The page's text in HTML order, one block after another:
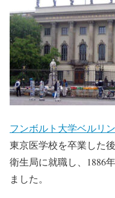
フンボルト大学ベルリ
東京医学校を卒業した
衛生局に就職し、1886
ました。